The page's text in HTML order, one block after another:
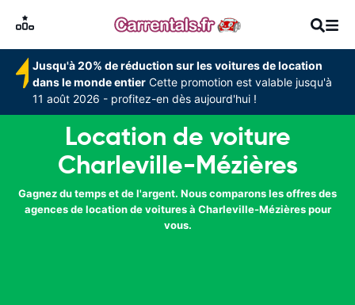
Jusqu'à 20% de réduction sur les voitures de location
dans le monde entier Cette promotion est valable jusqu'à
11 août 2026 - profitez-en dès aujourd'hui !
Location de voiture
Charleville-Mézières
Gagnez du temps et de l'argent. Nous comparons les offres des
agences de location de voitures à Charleville-Mézières pour
vous.